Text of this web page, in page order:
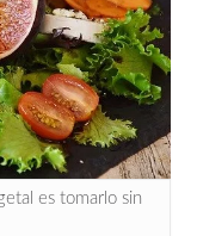
es tomarlo sin